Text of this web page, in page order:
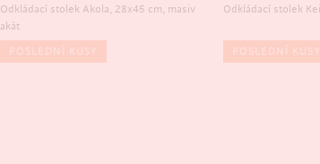
Odkládací stolek Akola, 28x45 cm, masiv
akát
POSLEDNÍ KUSY
Odkládací stolek
POSLEDNÍ KUSY